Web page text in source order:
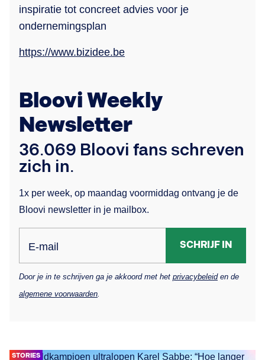
inspiratie tot concreet advies voor je
ondernemingsplan
https://www.bizidee.be
Bloovi Weekly
Newsletter
36.069 Bloovi fans schreven
zich in.
1x per week, op maandag voormiddag ontvang je de
Bloovi newsletter in je mailbox.
E-mail SCHRIJF IN
Door je in te schrijven ga je akkoord met het privacybeleiden de
algemene voorwaarden
STORIES